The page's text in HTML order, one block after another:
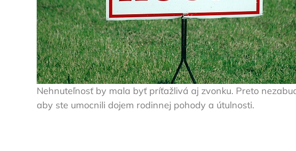
Nehnuteľnosť by mala byť príťažlivá aj zvonku. Preto
aby ste umocnili dojem rodinnej pohody a útulnosti.